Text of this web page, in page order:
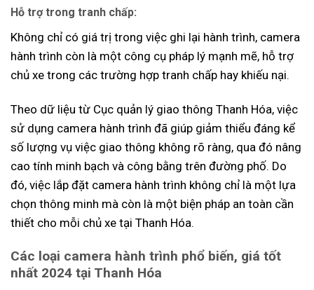
Hỗ trợ trong tranh chấp:
Không chỉ có giá trị trong việc ghi lại hành trình, camera
hành trình còn là một công cụ pháp lý mạnh mẽ, hỗ trợ
chủ xe trong các trường hợp tranh chấp hay khiếu nại.
Theo dữ liệu từ Cục quản lý giao thông Thanh Hóa, việc
sử dụng camera hành trình đã giúp giảm thiểu đáng kể
số lượng vụ việc giao thông không rõ ràng, qua đó nâng
cao tính minh bạch và công bằng trên đường phố. Do
đó, việc lắp đặt camera hành trình không chỉ là một lựa
chọn thông minh mà còn là một biện pháp an toàn cần
thiết cho mỗi chủ xe tại Thanh Hóa.
Các loại camera hành trình phổ biến, giá tốt
nhất 2024 tại Thanh Hóa